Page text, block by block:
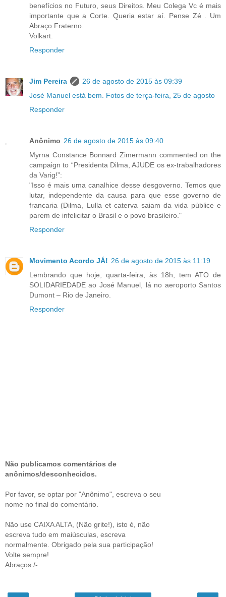
benefícios no Futuro, seus Direitos. Meu Colega Vc é mais
importante que a Corte. Queria estar aí. Pense Zé . Um
Abraço Fraterno.
Volkart.
Responder
Jim Pereira
26 de agosto de 2015 às 09:39
José Manuel está bem. Fotos de terça-feira, 25 de agosto
Responder
Anônimo 26 de agosto de 2015 às 09:40
Myrna Constance Bonnard Zimermann commented on the
campaign to “Presidenta Dilma, AJUDE os ex-trabalhadores
da Varig!”:
"Isso é mais uma canalhice desse desgoverno. Temos que
lutar, independente da causa para que esse governo de
francaria (Dilma, Lulla et caterva saiam da vida públice e
parem de infelicitar o Brasil e o povo brasileiro."
Responder
Movimento Acordo JÁ! 26 de agosto de 2015 às 11:19
Lembrando que hoje, quarta-feira, às 18h, tem ATO de
SOLIDARIEDADE ao José Manuel, lá no aeroporto Santos
Dumont – Rio de Janeiro.
Responder
Não publicamos comentários de
anônimos/desconhecidos.
Por favor, se optar por "Anônimo", escreva o seu
nome no final do comentário.
Não use CAIXA ALTA, (Não grite!), isto é, não
escreva tudo em maiúsculas, escreva
normalmente. Obrigado pela sua participação!
Volte sempre!
Abraços./-